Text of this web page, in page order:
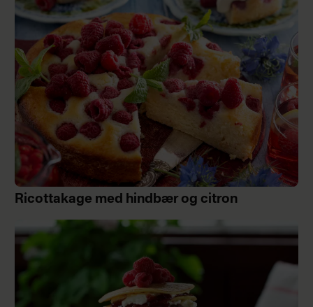
Ricottakage med hindbær og citron